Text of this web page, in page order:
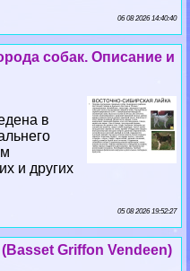
06 08 2026 14:40:40
собак. Описание и
в
и других
05 08 2026 19:52:27
Griffon Vendeen)